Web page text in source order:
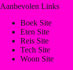
Aanbevolen Links
Boek Site
Eten Site
Reis Site
Tech Site
Woon Site